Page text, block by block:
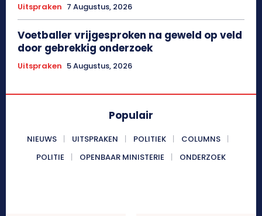
Uitspraken 7 Augustus, 2026
Voetballer vrijgesproken na geweld op veld
door gebrekkig onderzoek
Uitspraken 5 Augustus, 2026
Populair
NIEUWS UITSPRAKEN POLITIEK
COLUMNS
POLITIE
OPENBAAR MINISTERIE ONDERZOEK